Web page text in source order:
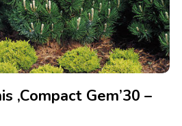
‚Compact Gem’30 –